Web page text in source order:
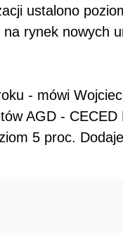
ustalono
rynek nowych
- mówi
AGD - CECED
5 proc.